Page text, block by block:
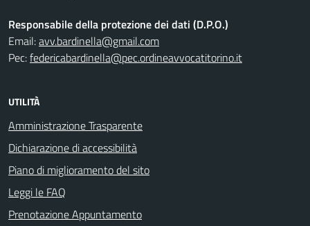
Responsabile della protezione dei dati (D.P.O.)
Email:avv.bardinella@gmail.com
Pec:federicabardinella@pec.ordineavvocatitorino.it
UTILITÀ
Amministrazione Trasparente
Dichiarazione di accessibilità
Piano di miglioramento del sito
Leggi le FAQ
Prenotazione Appuntamento